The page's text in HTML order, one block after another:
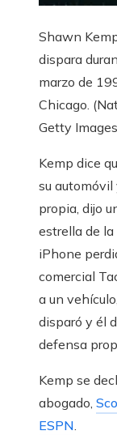
Shawn
dispara
marzo de
Chicago.
Getty
Kemp dice
su
propia, dijo
estrella de la
iPhone
comercial
a un
disparó y él
defensa
Kemp se
abogado,
ESPN.